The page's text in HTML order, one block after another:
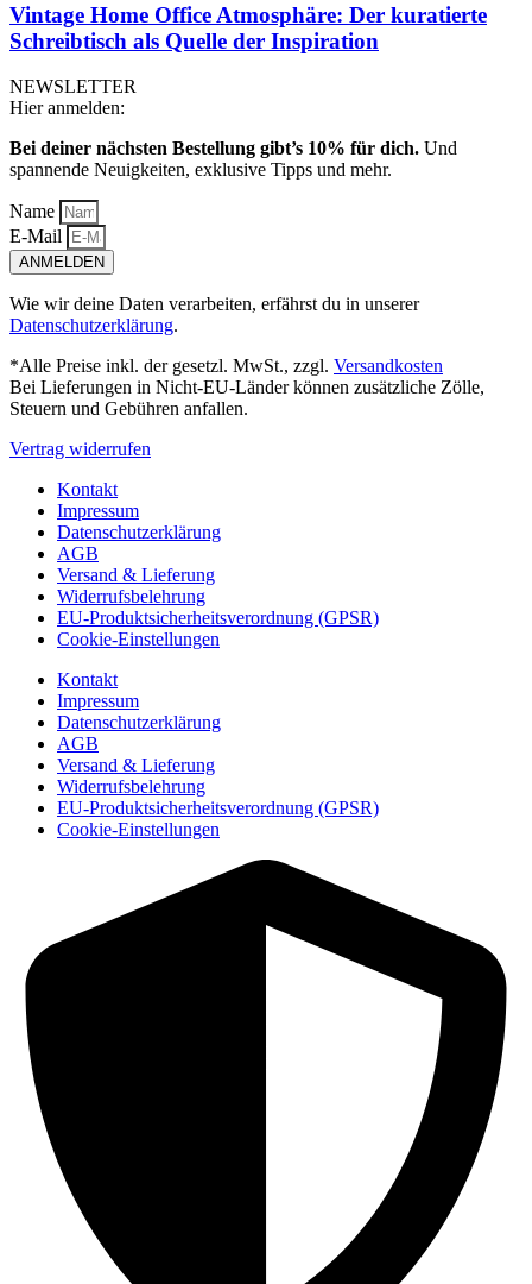
Vintage Home Office Atmosphäre: Der kuratierte
Schreibtisch als Quelle der Inspiration
NEWSLETTER
Hier anmelden:
Bei deiner nächsten Bestellung gibt’s 10% für dich. Und
spannende Neuigkeiten, exklusive Tipps und mehr.
Name
E-Mail
ANMELDEN
Wie wir deine Daten verarbeiten, erfährst du in unserer
Datenschutzerklärung.
*Alle Preise inkl. der gesetzl. MwSt., zzgl. Versandkosten
Bei Lieferungen in Nicht-EU-Länder können zusätzliche Zölle,
Steuern und Gebühren anfallen.
Vertrag widerrufen
Kontakt
Impressum
Datenschutzerklärung
AGB
Versand & Lieferung
Widerrufsbelehrung
EU-Produktsicherheitsverordnung (GPSR)
Cookie-Einstellungen
Kontakt
Impressum
Datenschutzerklärung
AGB
Versand & Lieferung
Widerrufsbelehrung
EU-Produktsicherheitsverordnung (GPSR)
Cookie-Einstellungen